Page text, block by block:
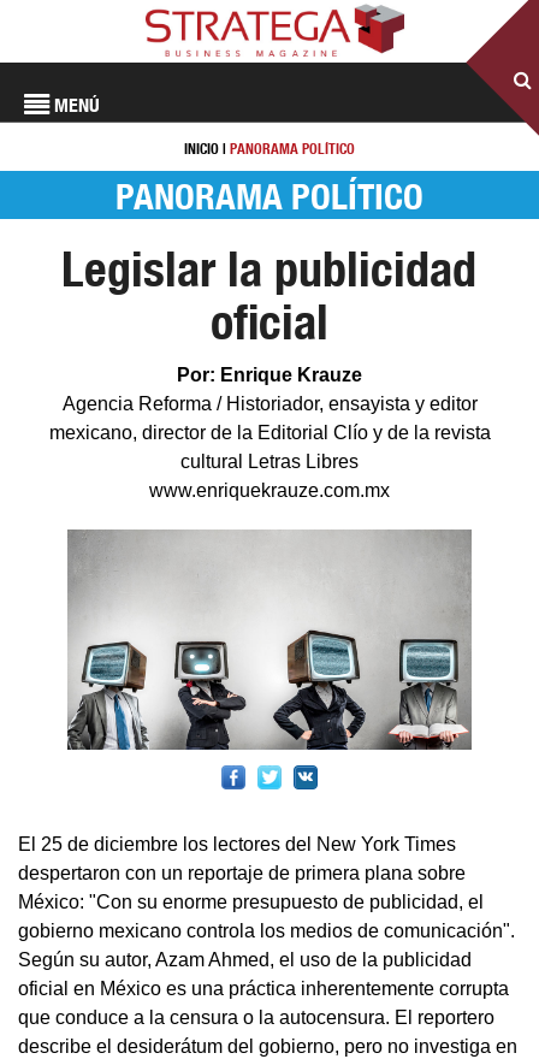
MENÚ
INICIO | PANORAMA POLÍTICO
PANORAMA POLÍTICO
Legislar la publicidad
oficial
Por: Enrique Krauze
Agencia Reforma / Historiador, ensayista y editor
mexicano, director de la Editorial Clío y de la revista
cultural Letras Libres
www.enriquekrauze.com.mx
El 25 de diciembre los lectores del New York Times
despertaron con un reportaje de primera plana sobre
México: "Con su enorme presupuesto de publicidad, el
gobierno mexicano controla los medios de comunicación".
Según su autor, Azam Ahmed, el uso de la publicidad
oficial en México es una práctica inherentemente corrupta
que conduce a la censura o la autocensura. El reportero
describe el desiderátum del gobierno, pero no investiga en